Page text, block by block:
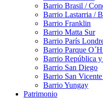
Barrio Brasil /
Barrio Lastarria /
Barrio Franklin
Barrio Matta Sur
Barrio Parí­s
Barrio Parque
Barrio República
Barrio San Diego
Barrio San
Barrio Yungay
Patrimonio